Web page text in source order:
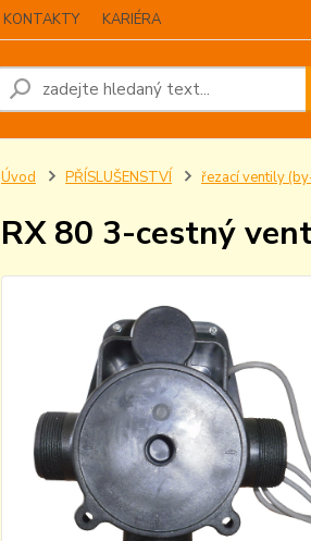
KONTAKTY KARIÉRA
Úvod PŘÍSLUŠENSTVÍ řezací ventily
RX 80 3-cestný